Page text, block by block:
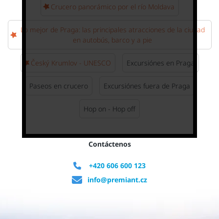
Crucero panorámico por el río Moldava
Lo mejor de Praga: las principales atracciones de la ciudad
en autobús, barco y a pie
Český Krumlov - UNESCO Excursiónes en Praga
Paseos en crucero Excursiónes fuera de Praga
Hop on - Hop off
Contáctenos
+420 606 600 123
info@premiant.cz